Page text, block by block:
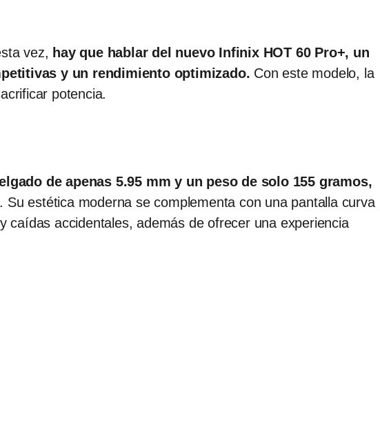
vez, hay que hablar del nuevo Infinix HOT 60 Pro+, un
y un rendimiento optimizado. Con este modelo, la
potencia.
de apenas 5.95 mm y un peso de solo 155 gramos,
estética moderna se complementa con una pantalla curva
accidentales, además de ofrecer una experiencia